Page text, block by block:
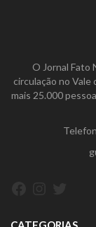
O Jornal Fato
circulação no Vale
mais 25.000